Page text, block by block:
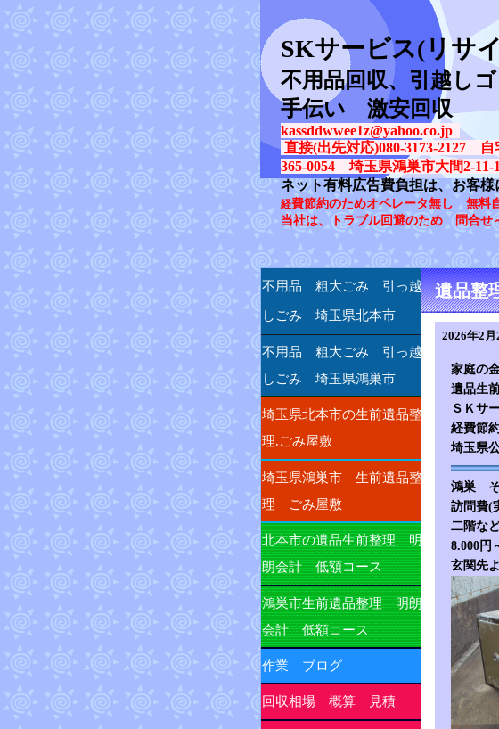
SKサービス(リサ
不用品回収、引越し
手伝い 激安回収
kassddwwee1z@yahoo.co.jp
直接(出先対応)080-3173-2127 自
365-0054 埼玉県鴻巣市大間2-11-
ネット有料広告費負担は、お客
経費節約のためオペレータ無し 無料
当社は、トラブル回避のため 問合せ
遺品整
2026年2
家庭の
遺品生
ＳＫサ
経費節
埼玉県
鴻巣
訪問費(
二階な
8.000
玄関先
不用品 粗大ごみ 引っ越
しごみ 埼玉県北本市
不用品 粗大ごみ 引っ越
しごみ 埼玉県鴻巣市
埼玉県北本市の生前遺品整
理.ごみ屋敷
埼玉県鴻巣市 生前遺品整
理 ごみ屋敷
北本市の遺品生前整理 明
朗会計 低額コース
鴻巣市生前遺品整理 明朗
会計 低額コース
作業 ブログ
回収相場 概算 見積